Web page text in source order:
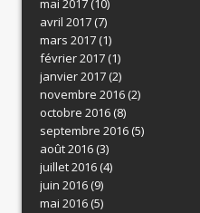
mai 2017(10)
avril 2017(7)
mars 2017(1)
février 2017(1)
janvier 2017(2)
novembre 2016(2)
octobre 2016(8)
septembre 2016(5)
août 2016(3)
juillet 2016(4)
juin 2016(9)
mai 2016(5)